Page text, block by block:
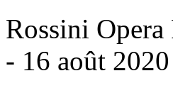
Rossini
- 16 août 2020